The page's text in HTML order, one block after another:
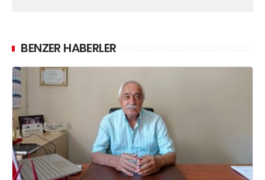
BENZER HABERLER